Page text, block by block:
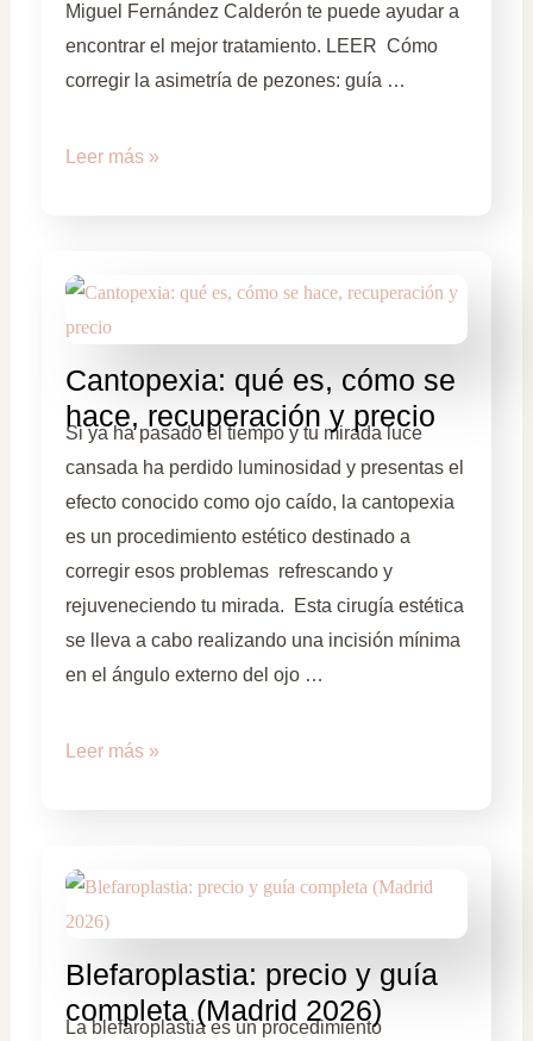
Miguel Fernández Calderón te puede ayudar a
encontrar el mejor tratamiento. LEER Cómo
corregir la asimetría de pezones: guía …
Leer más »
Cantopexia: qué es, cómo se
hace, recuperación y precio
Si ya ha pasado el tiempo y tu mirada luce
cansada ha perdido luminosidad y presentas el
efecto conocido como ojo caído, la cantopexia
es un procedimiento estético destinado a
corregir esos problemas refrescando y
rejuveneciendo tu mirada. Esta cirugía estética
se lleva a cabo realizando una incisión mínima
en el ángulo externo del ojo …
Leer más »
Blefaroplastia: precio y guía
completa (Madrid 2026)
La blefaroplastia es un procedimiento